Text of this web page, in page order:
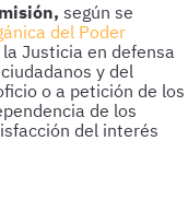
según se
del Poder
Justicia en defensa
y del
o a petición de los
de los
del interés